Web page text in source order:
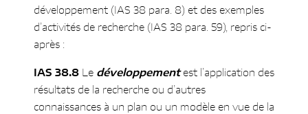
développement (IAS 38 para. 8) et des exemples
d’activités de recherche (IAS 38 para. 59), repris ci-
après :
IAS 38.8Le développementest l’application des
résultats de la recherche ou d’autres
connaissances à un plan ou un modèle en vue de la